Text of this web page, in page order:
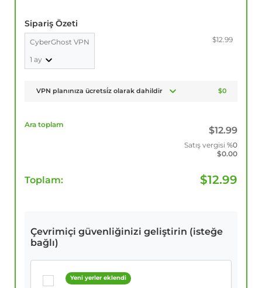
Sipariş Özeti
CyberGhost VPN
1 ay
$12.99
VPN planınıza ücretsi̇z olarak dahildir $0
Ara toplam
$12.99
Satış vergisi %0
$0.00
Toplam: $12.99
Çevrimiçi güvenliğinizi geliştirin (isteğe
bağlı)
Yeni yerler eklendi